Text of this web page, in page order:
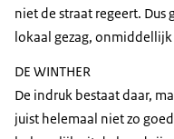
niet de straat regeert. Dus
lokaal gezag,
DE WINTHER
De indruk bestaat daar,
juist helemaal niet zo